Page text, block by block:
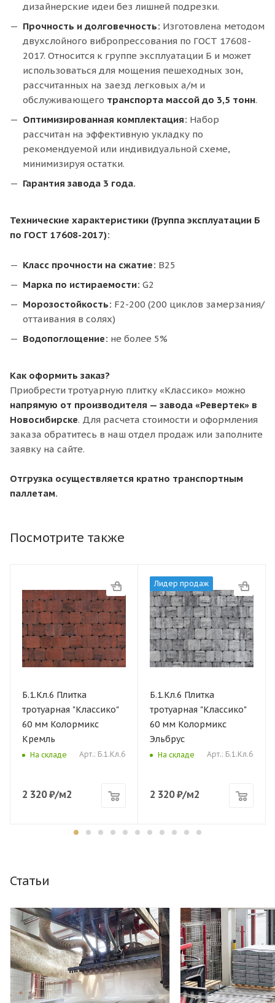
дизайнерские идеи без лишней подрезки.
Прочность и долговечность: Изготовлена методом
двухслойного вибропрессования по ГОСТ 17608-
2017. Относится к группе эксплуатации Б и может
использоваться для мощения пешеходных зон,
рассчитанных на заезд легковых а/м и
обслуживающего транспорта массой до 3,5 тонн.
Оптимизированная комплектация: Набор
рассчитан на эффективную укладку по
рекомендуемой или индивидуальной схеме,
минимизируя остатки.
Гарантия завода 3 года.
Технические характеристики (Группа эксплуатации Б
по ГОСТ 17608-2017):
Класс прочности на сжатие: В25
Марка по истираемости: G2
Морозостойкость: F2-200 (200 циклов замерзания/
оттаивания в солях)
Водопоглощение: не более 5%
Как оформить заказ?
Приобрести тротуарную плитку «Классико» можно
напрямую от производителя — завода «Ревертек» в
Новосибирске. Для расчета стоимости и оформления
заказа обратитесь в наш отдел продаж или заполните
заявку на сайте.
Отгрузка осуществляется кратно транспортным
паллетам.
Посмотрите также
Б.1.Кл.6 Плитка
тротуарная "Классико"
60 мм Колормикс
Кремль
На складе Арт.: Б.1.Кл.6
2 320₽/м2
Лидер продаж
Б.1.Кл.6 Плитка
тротуарная "Классико"
60 мм Колормикс
Эльбрус
На складе Арт.: Б.1.Кл.6
2 320₽/м2
Статьи